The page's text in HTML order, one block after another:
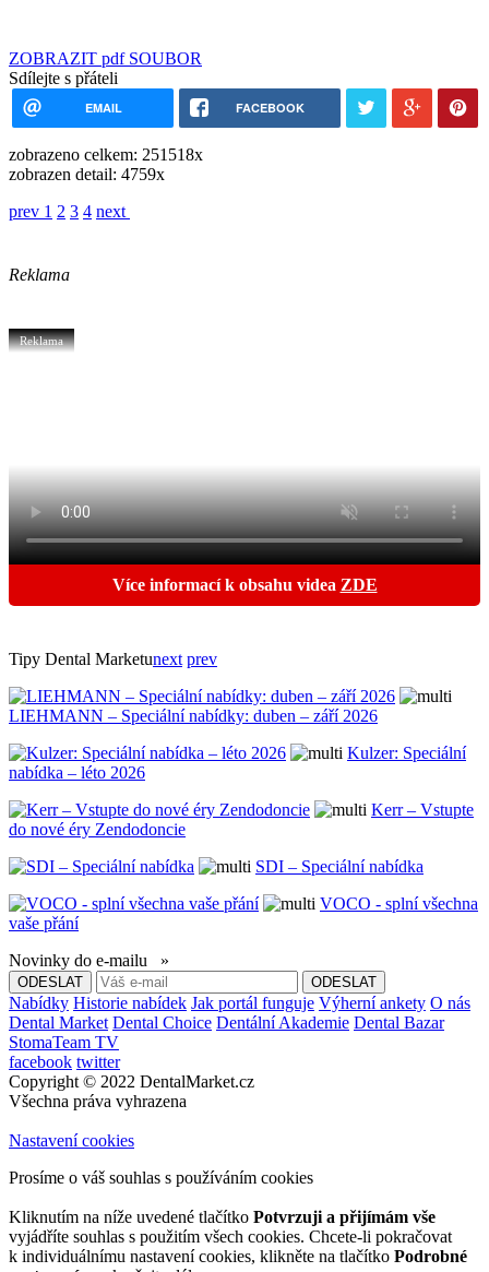
ZOBRAZIT pdf SOUBOR
Sdílejte s přáteli
EMAIL FACEBOOK
zobrazeno celkem: 251518x
zobrazen detail: 4759x
prev 1 2 3 4 next
Reklama
Více informací k obsahu videa ZDE
Reklama
Tipy Dental Marketunext prev
LIEHMANN – Speciální nabídky: duben – září 2026
Kulzer: Speciální
nabídka – léto 2026
Kerr – Vstupte
do nové éry Zendodoncie
SDI – Speciální nabídka
VOCO - splní všechna
vaše přání
Novinky do e-mailu »
Nabídky Historie nabídek Jak portál funguje Výherní ankety O nás
Dental Market Dental Choice Dentální Akademie Dental Bazar
StomaTeam TV
facebook twitter
Copyright © 2022 DentalMarket.cz
Všechna práva vyhrazena
Nastavení cookies
Prosíme o váš souhlas s používáním cookies
Kliknutím na níže uvedené tlačítko Potvrzuji a přijímám vše
vyjádříte souhlas s použitím všech cookies. Chcete-li pokračovat
k individuálnímu nastavení cookies, klikněte na tlačítko Podrobné